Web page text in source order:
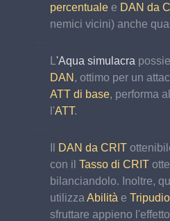
percentuale e DAN da
nemici vicini) anche
'Aqua simulacra
DAN , ottimo per un
ATT di base, performa
l'ATT.
DAN da CRIT
con il Tasso di CRIT
bilanciandolo. Inoltre,
utilizza Abilità e
sfruttare appieno